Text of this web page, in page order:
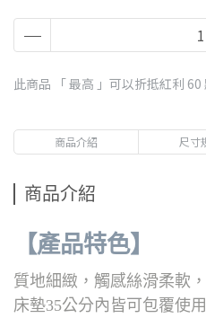
此商品 「 最高 」可以折抵紅利 60
商品介紹 尺寸
商品介紹
【產品特色】
質地細緻，觸感絲滑柔軟
床墊35公分內皆可包覆使用